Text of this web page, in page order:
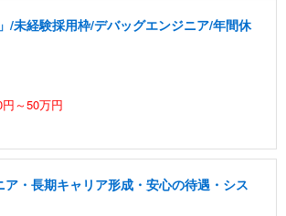
/未経験採用枠/デバッグエンジニア/年間休
～50万円
ア・長期キャリア形成・安心の待遇・シス